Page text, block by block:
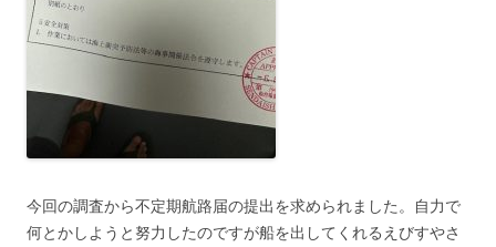
今回の調査から不定期航路届の提出を求められました。自力で
何とかしようと努力したのですが船を出してくれるえびすやさ